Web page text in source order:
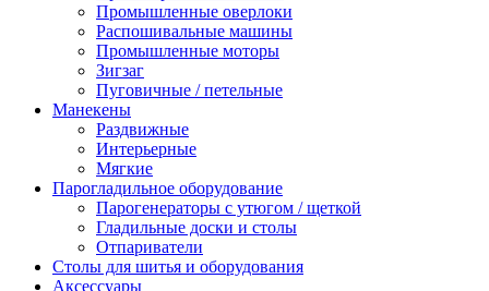
Промышленные оверлоки
Распошивальные машины
Промышленные моторы
Зигзаг
Пуговичные / петельные
Манекены
Раздвижные
Интерьерные
Мягкие
Парогладильное оборудование
Парогенераторы с утюгом / щеткой
Гладильные доски и столы
Отпариватели
Столы для шитья и оборудования
Аксессуары